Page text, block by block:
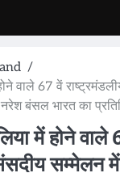
वाले 67 वें
बंसल भारत का
में होने वाले
सम्मेलन